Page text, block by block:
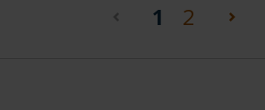
1 (current)
2